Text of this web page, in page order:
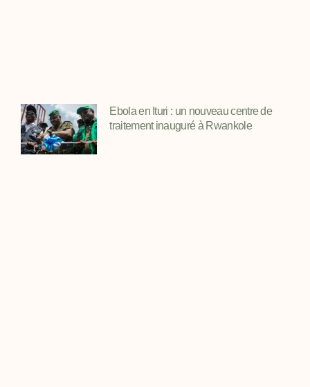
Ebola en Ituri : un nouveau centre de
traitement inauguré à Rwankole